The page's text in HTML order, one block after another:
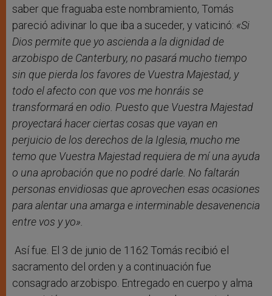
saber que fraguaba este nombramiento, Tomás
pareció adivinar lo que iba a suceder, y vaticinó: «Si
Dios permite que yo ascienda a la dignidad de
arzobispo de Canterbury, no pasará mucho tiempo
sin que pierda los favores de Vuestra Majestad, y
todo el afecto con que vos me honráis se
transformará en odio. Puesto que Vuestra Majestad
proyectará hacer ciertas cosas que vayan en
perjuicio de los derechos de la Iglesia, mucho me
temo que Vuestra Majestad requiera de mí una ayuda
o una aprobación que no podré darle. No faltarán
personas envidiosas que aprovechen esas ocasiones
para alentar una amarga e interminable desavenencia
entre vos y yo».
Así fue. El 3 de junio de 1162 Tomás recibió el
sacramento del orden y a continuación fue
consagrado arzobispo. Entregado en cuerpo y alma